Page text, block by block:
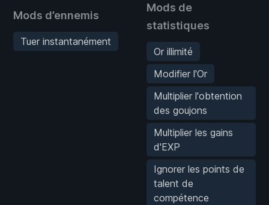
Mods d’ennemis
Tuer instantanément
Mods de
statistiques
Or illimité
Modifier l'Or
Multiplier l'obtention
des goujons
Multiplier les gains
d'EXP
Ignorer les points de
talent de
compétence